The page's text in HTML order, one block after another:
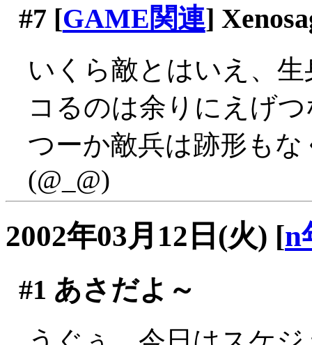
#7 [GAME関連]
いくら敵とはいえ、
コるのは余りにえげ
つーか敵兵は跡形も
(@_@)
2002年03月12日(火) [n
#1 あさだよ～